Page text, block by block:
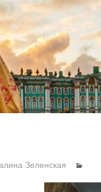
Зеленская